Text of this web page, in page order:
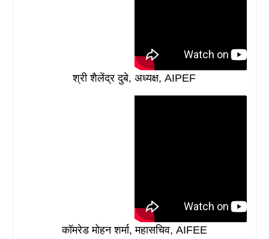
श्री शैलेंद्र दुबे, अध्यक्ष, AIPEF
कॉमरेड मोहन शर्मा, महासचिव, AIFEE